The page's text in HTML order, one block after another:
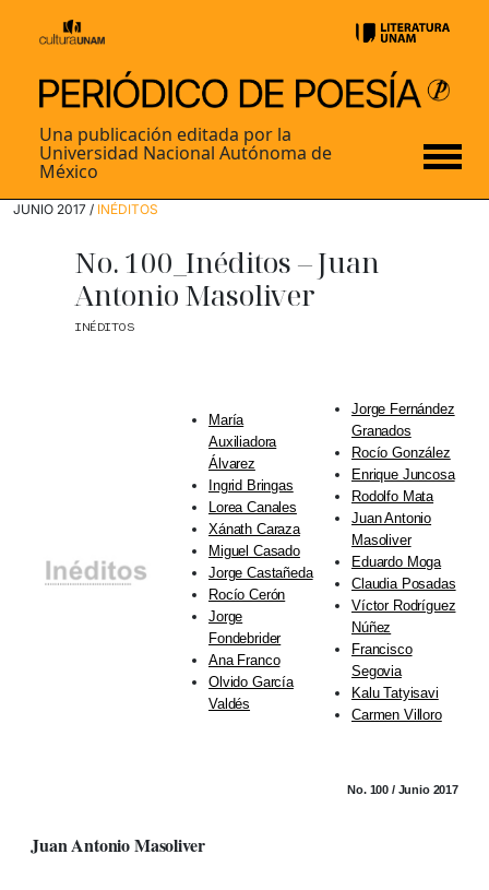
Una publicación editada por la
Universidad Nacional Autónoma de
México
JUNIO 2017 / INÉDITOS
No. 100_Inéditos – Juan
Antonio Masoliver
INÉDITOS
María
Auxiliadora
Álvarez
Ingrid Bringas
Lorea Canales
Xánath Caraza
Miguel Casado
Jorge Castañeda
Rocío Cerón
Jorge
Fondebrider
Ana Franco
Olvido García
Valdés
Jorge Fernández
Granados
Rocío González
Enrique Juncosa
Rodolfo Mata
Juan Antonio
Masoliver
Eduardo Moga
Claudia Posadas
Víctor Rodríguez
Núñez
Francisco
Segovia
Kalu Tatyisavi
Carmen Villoro
No. 100 / Junio 2017
Juan Antonio Masoliver